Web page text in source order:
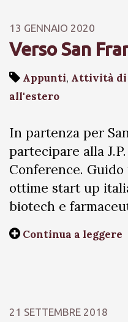
13 GENNAIO 2020
Verso San
Appunti, Attività di
all'estero
In partenza per
partecipare alla
Conference.
ottime start up
biotech e
Continua a leggere
21 SETTEMBRE 2018